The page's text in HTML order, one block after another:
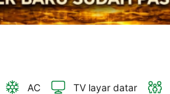
AC TV layar datar